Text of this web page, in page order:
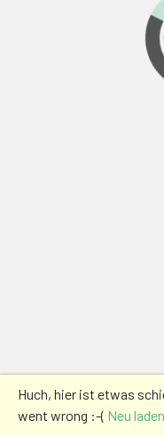
Huch, hier ist etwas
went wrong :-( Neu